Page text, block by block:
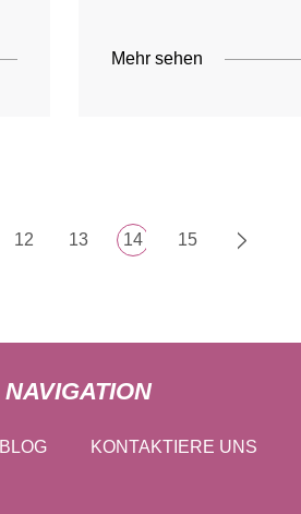
Mehr sehen
12 13 14 15
NAVIGATION
BLOG KONTAKTIERE UNS